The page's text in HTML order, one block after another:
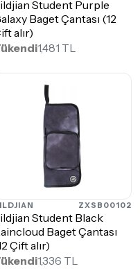
Student Purple
Baget Çantası (12
alır)
1,481 TL
ZXSB00102
Student Black
Baget Çantası
Çift alır)
1,336 TL